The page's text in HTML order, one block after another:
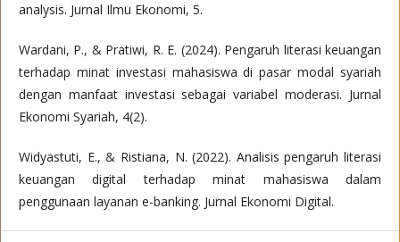
analysis. Jurnal Ilmu Ekonomi, 5.
Wardani, P., & Pratiwi, R. E. (2024). Pengaruh literasi keuangan
terhadap minat investasi mahasiswa di pasar modal syariah
dengan manfaat investasi sebagai variabel moderasi. Jurnal
Ekonomi Syariah, 4(2).
Widyastuti, E., & Ristiana, N. (2022). Analisis pengaruh literasi
keuangan digital terhadap minat mahasiswa dalam
penggunaan layanan e-banking. Jurnal Ekonomi Digital.